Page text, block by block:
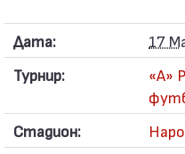
Дата:
17
Турнир:
«А»
Стадион: